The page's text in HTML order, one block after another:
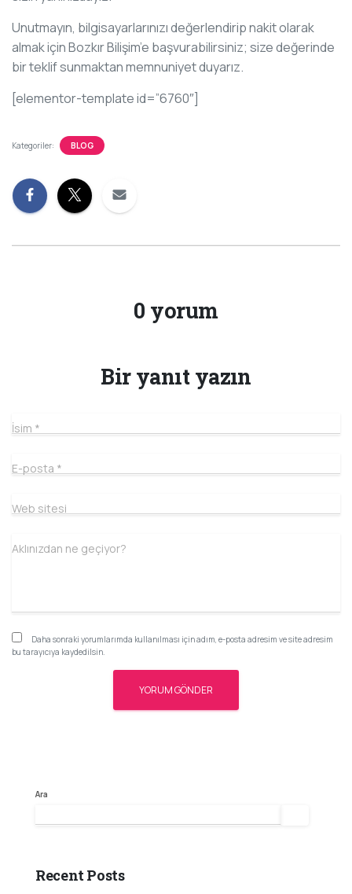
Unutmayın, bilgisayarlarınızı değerlendirip nakit olarak
almak için Bozkır Bilişim’e başvurabilirsiniz; size değerinde
bir teklif sunmaktan memnuniyet duyarız.
[elementor-template id=”6760″]
Kategoriler: BLOG
0 yorum
Bir yanıt yazın
İsim *
E-posta *
Web sitesi
Aklınızdan ne geçiyor?
Daha sonraki yorumlarımda kullanılması için adım, e-posta adresim ve site adresim
bu tarayıcıya kaydedilsin.
Ara
Recent Posts